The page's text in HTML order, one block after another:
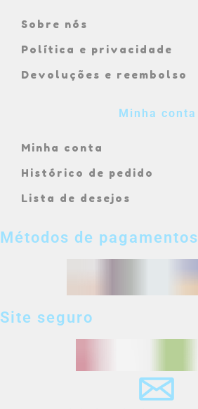
Sobre nós
Política e privacidade
Devoluções e reembolso
Minha conta
Minha conta
Histórico de pedido
Lista de desejos
Métodos de pagamentos
Site seguro